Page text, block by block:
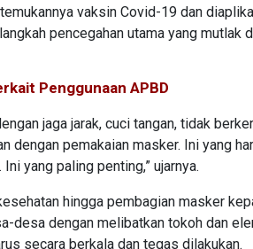
vaksin Covid-19 dan
pencegahan utama yang mutlak
Penggunaan APBD
jaga jarak, cuci tangan, tidak
dengan pemakaian masker. Ini yang
yang paling penting,” ujarnya.
hingga pembagian masker
desa dengan melibatkan tokoh dan
secara berkala dan tegas dilakukan.